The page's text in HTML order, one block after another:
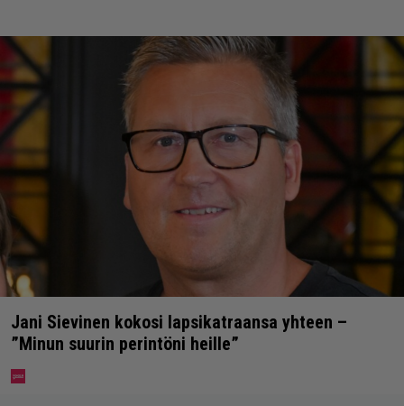
Jani Sievinen kokosi lapsikatraansa yhteen –
”Minun suurin perintöni heille”